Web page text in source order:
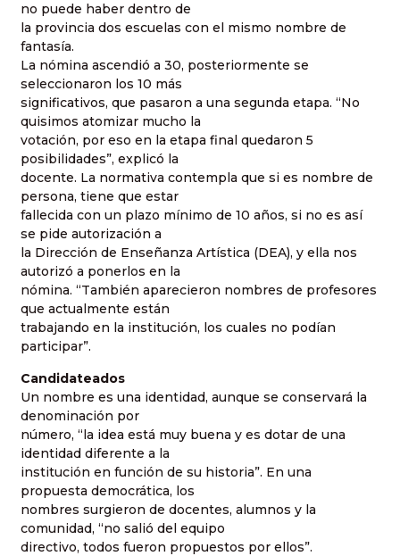
no puede haber dentro de
la provincia dos escuelas con el mismo nombre de
fantasía.
La nómina ascendió a 30, posteriormente se
seleccionaron los 10 más
significativos, que pasaron a una segunda etapa. “No
quisimos atomizar mucho la
votación, por eso en la etapa final quedaron 5
posibilidades”, explicó la
docente. La normativa contempla que si es nombre de
persona, tiene que estar
fallecida con un plazo mínimo de 10 años, si no es así
se pide autorización a
la Dirección de Enseñanza Artística (DEA), y ella nos
autorizó a ponerlos en la
nómina. “También aparecieron nombres de profesores
que actualmente están
trabajando en la institución, los cuales no podían
participar”.
Candidateados
Un nombre es una identidad, aunque se conservará la
denominación por
número, “la idea está muy buena y es dotar de una
identidad diferente a la
institución en función de su historia”. En una
propuesta democrática, los
nombres surgieron de docentes, alumnos y la
comunidad, “no salió del equipo
directivo, todos fueron propuestos por ellos”.